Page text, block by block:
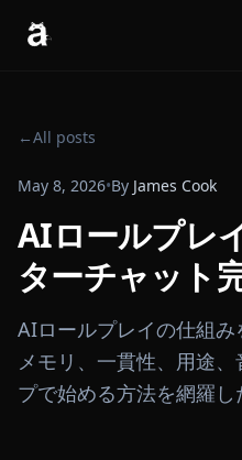
←All posts
May 8, 2026•By James Cook
AIロールプレ
ターチャット
AIロールプレイの仕組み
メモリ、一貫性、用途
プで始める方法を網羅し